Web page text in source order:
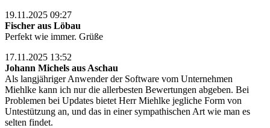
19.11.2025 09:27
Fischer aus Löbau
Perfekt wie immer. Grüße
17.11.2025 13:52
Johann Michels aus Aschau
Als langjähriger Anwender der Software vom Unternehmen
Miehlke kann ich nur die allerbesten Bewertungen abgeben. Bei
Problemen bei Updates bietet Herr Miehlke jegliche Form von
Untestützung an, und das in einer sympathischen Art wie man es
selten findet.